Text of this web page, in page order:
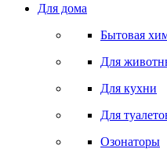
Для дома
Бытовая
Для
Для кухни
Для
Озонаторы